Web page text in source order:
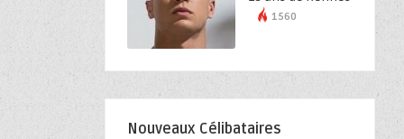
1560
Nouveaux Célibataires